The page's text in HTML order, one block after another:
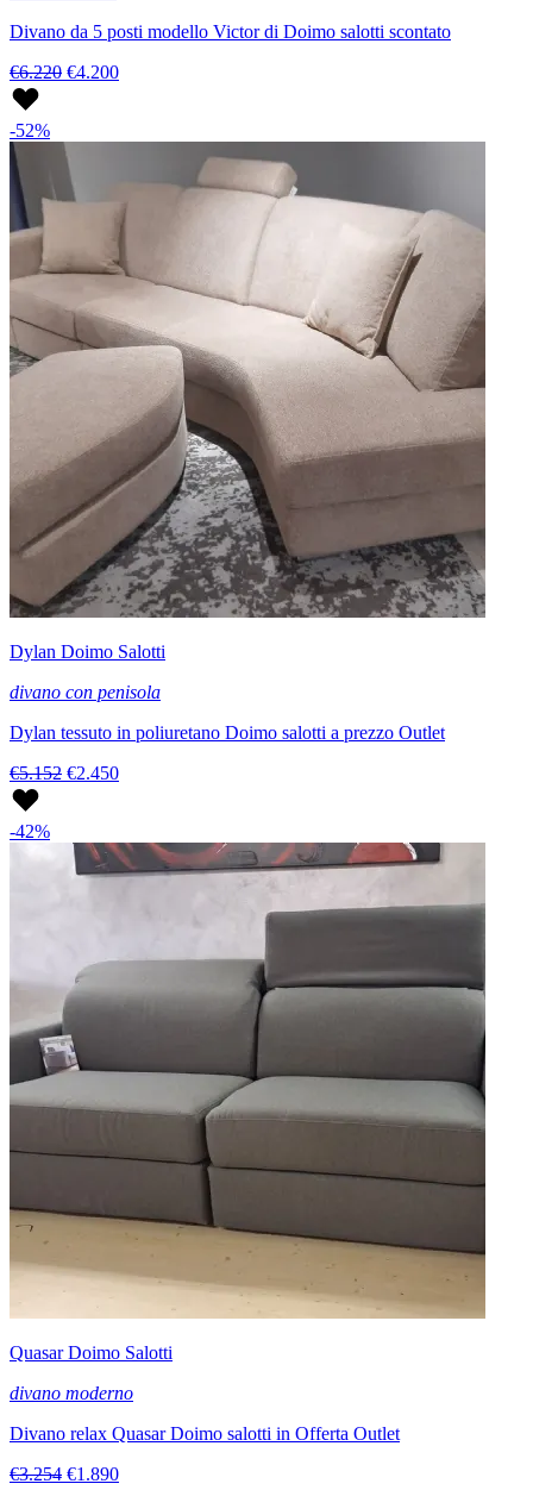
Divano da 5 posti modello Victor di Doimo salotti scontato
€6.220 €4.200
-52%
Dylan Doimo Salotti
divano con penisola
Dylan tessuto in poliuretano Doimo salotti a prezzo Outlet
€5.152 €2.450
-42%
Quasar Doimo Salotti
divano moderno
Divano relax Quasar Doimo salotti in Offerta Outlet
€3.254 €1.890